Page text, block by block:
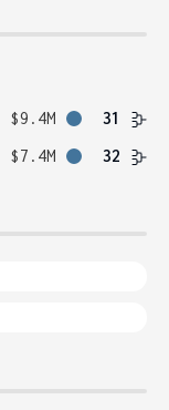
$9.4M
31
$7.4M 32